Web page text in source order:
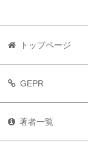
トップページ
GEPR
著者一覧